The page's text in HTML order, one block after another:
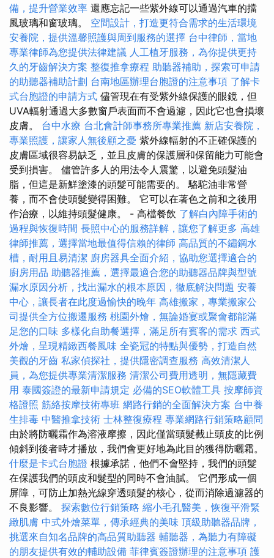
備，提升營業效率 還應忘記一些紫外線可以通過汽車的擋
風玻璃和窗玻璃。 空間設計，打造更符合需求的生活環境
安養院，提供溫馨照護與周到服務的選擇 台中律師，當地
專業律師為您提供法律建議 人工植牙服務，為你提供更持
久的牙齒解決方案 整復推拿療程 助聽器補助，探索可申請
的助聽器補助計劃 台南地區辦理台胞證的注意事項 了解卡
式台胞證的申請方式 儘管現在有受紫外線保護的眼鏡，但
UVA輻射通過大多數窗戶表面而不會過濾，因此它也會損壞
皮膚。 台中水療 台北會計師事務所專業推薦 新店安養院，
專業照護，讓家人無後顧之憂 紫外線輻射的不正確保護的
皮膚區域很容易缺乏，並且皮膚的保護層和保留能力可能會
受到損害。 儘管許多人的用法令人震驚，以避免頭髮油
脂，但這是新鮮塗漆的頭髮可能需要的。 駱駝油非常營
養，而不會使頭髮變得困難。 它可以在著色之前和之後用
作治療，以維持頭髮健康。 - 高檔餐飲 了解白內障手術的
過程與恢復時間 長照中心的服務詳解，讓您了解更多 高雄
律師推薦，選擇當地最值得信賴的律師 高品質的不鏽鋼水
槽，耐用且易清潔 廚房器具全面介紹，協助您選擇適合的
廚房用品 助聽器推薦，選擇最適合您的助聽器品牌與型號
漏水原因分析，找出漏水的根本原因，徹底解決問題 安養
中心，讓長者在此度過愉快的晚年 高雄搬家，專業搬家公
司提供全方位搬遷服務 桃園外燴，無論婚宴或聚會都能滿
足您的口味 多樣化自助餐選擇，滿足所有賓客的需求 西式
外燴，呈現精緻西餐風味 全瓷冠的特點與優勢，打造自然
美觀的牙齒 私家偵探社，提供隱密調查服務 高效清潔人
員，為您提供專業清潔服務 清潔公司費用透明，無隱藏費
用 泰國簽證的最新申請規定 必備的SEO軟體工具 按摩師資
格證照 筋絡按摩技術專班 網路行銷的全面解決方案 台中養
生排毒 中醫推拿技術 士林整復療程 專業網路行銷策略顧問
由於將防曬霜作為溶液摩擦，因此僅當頭髮截止頭皮的比例
傾斜到後者時才播放，我們會更好地為此目的獲得防曬霜。
什麼是卡式台胞證 根據承諾，他們不會堅持，我們的頭髮
在保護我們的頭皮和髮型的同時不會油膩。 它們形成一個
屏障，可防止加熱光線穿透頭髮的核心，從而消除過濾器的
不良影響。 探索數位行銷策略 縮小毛孔醫美，恢復平滑緊
緻肌膚 中式外燴菜單，傳承經典的美味 頂級助聽器品牌，
挑選來自知名品牌的高品質助聽器 輔聽器，為聽力有障礙
的朋友提供有效的輔助設備 菲律賓簽證辦理的注意事項 護